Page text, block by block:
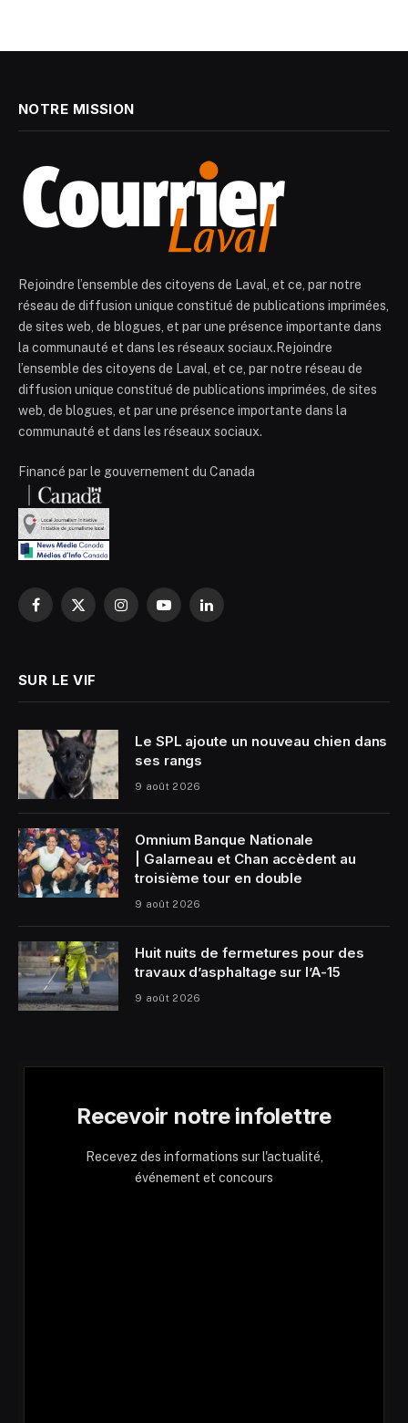
NOTRE MISSION
Rejoindre l’ensemble des citoyens de Laval, et ce, par notre
réseau de diffusion unique constitué de publications imprimées,
de sites web, de blogues, et par une présence importante dans
la communauté et dans les réseaux sociaux.Rejoindre
l’ensemble des citoyens de Laval, et ce, par notre réseau de
diffusion unique constitué de publications imprimées, de sites
web, de blogues, et par une présence importante dans la
communauté et dans les réseaux sociaux.
Financé par le gouvernement du Canada
Facebook
X
InstagramYouTubeLinkedIn
SUR LE VIF
Le SPL ajoute un nouveau chien dans
ses rangs
9 août 2026
Omnium Banque Nationale
| Galarneau et Chan accèdent au
troisième tour en double
9 août 2026
Huit nuits de fermetures pour des
travaux d’asphaltage sur l’A-15
9 août 2026
Recevoir notre infolettre
Recevez des informations sur l'actualité,
événement et concours